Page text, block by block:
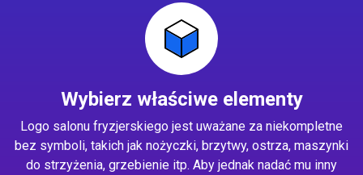
Wybierz właściwe elementy
Logo salonu fryzjerskiego jest uważane za niekompletne
bez symboli, takich jak nożyczki, brzytwy, ostrza, maszynki
do strzyżenia, grzebienie itp. Aby jednak nadać mu inny